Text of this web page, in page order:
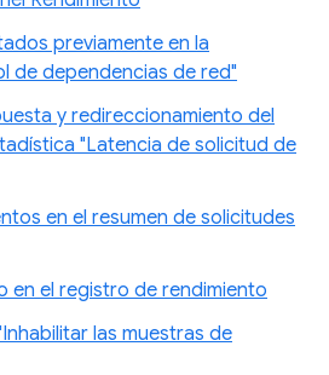
previamente en la
de dependencias de red"
y redireccionamiento del
"Latencia de solicitud de
en el resumen de solicitudes
en el registro de rendimiento
las muestras de